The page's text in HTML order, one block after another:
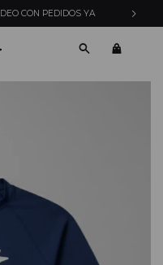
CON PEDIDOS YA